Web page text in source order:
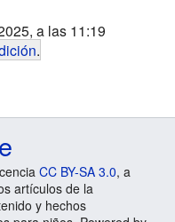
a las 11:19
.
CC BY-SA 3.0, a
artículos de la
y hechos